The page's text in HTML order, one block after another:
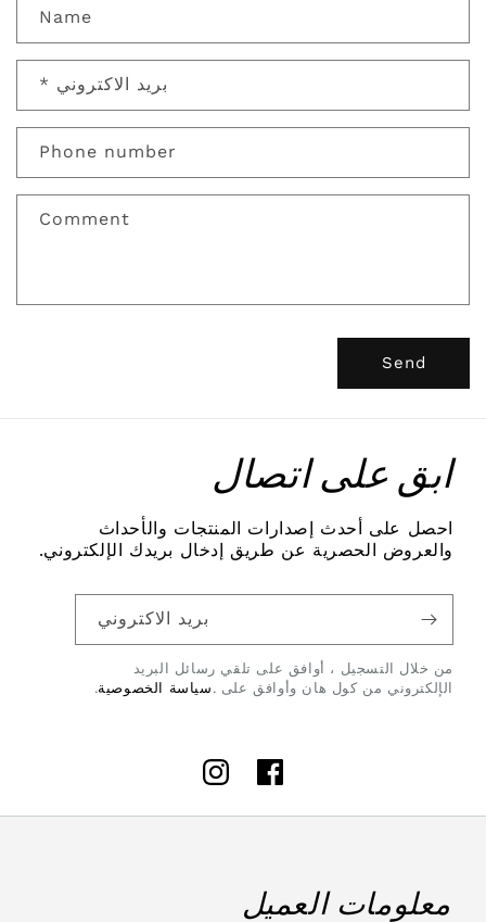
n
a
t
f
Name
بريد الاكتروني *
Phone number
Comment
Send
ابق على اتصال
احصل على أحدث إصدارات المنتجات والأحداث
والعروض الحصرية عن طريق إدخال بريدك الإلكتروني.
بريد الاكتروني
من خلال التسجيل ، أوافق على تلقي رسائل البريد
الإلكتروني من كول هان وأوافق على . سياسة الخصوصية.
InstagramFacebook
معلومات العميل